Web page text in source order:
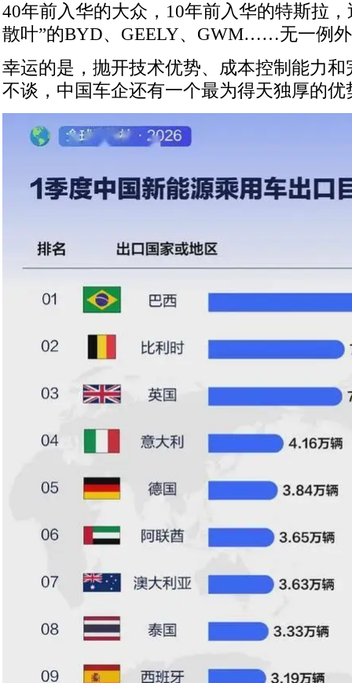
40年前入华的大众，10年前入华的特斯拉
散叶”的BYD、GEELY、GWM……无一例
幸运的是，抛开技术优势、成本控制能力
不谈，中国车企还有一个最为得天独厚的优